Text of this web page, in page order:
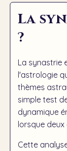
La
?
La synastrie
l'astrologie
thèmes
simple test
dynamique
lorsque
Cette